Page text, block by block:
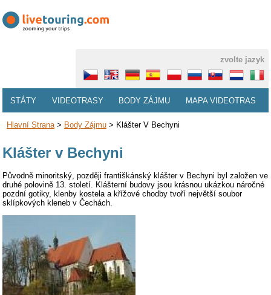
zvolte jazyk
STÁTY VIDEOTRASY BODY ZÁJMU MAPA VIDEOTRAS
Hlavní Strana> Body Zájmu> Klášter V Bechyni
Klášter v Bechyni
Původně minoritský, později františkánský klášter v Bechyni byl založen ve
druhé polovině 13. století. Klášterní budovy jsou krásnou ukázkou náročné
pozdní gotiky, klenby kostela a křížové chodby tvoří největší soubor
sklípkových kleneb v Čechách.